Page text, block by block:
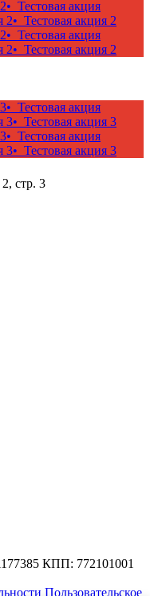
• Тестовая акция
2• Тестовая акция 2
• Тестовая акция
2• Тестовая акция 2
• Тестовая акция
3• Тестовая акция 3
• Тестовая акция
3• Тестовая акция 3
стр. 3
КПП: 772101001
Пользовательское